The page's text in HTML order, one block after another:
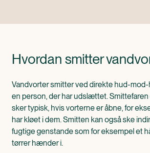
Hvordan smitter
Vandvorter smitter ved direkte hud-
en person, der har udslættet. Smittefaren
sker typisk, hvis vorterne er åbne, for
har kløet i dem. Smitten kan også ske
fugtige genstande som for eksempel et
tørrer hænder i.